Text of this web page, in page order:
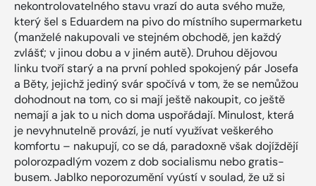
nekontrolovatelného stavu vrazí do auta svého muže,
který šel s Eduardem na pivo do místního supermarketu
(manželé nakupovali ve stejném obchodě, jen každý
zvlášť; v jinou dobu a v jiném autě). Druhou dějovou
linku tvoří starý a na první pohled spokojený pár Josefa
a Běty, jejichž jediný svár spočívá v tom, že se nemůžou
dohodnout na tom, co si mají ještě nakoupit, co ještě
nemají a jak to u nich doma uspořádají. Minulost, která
je nevyhnutelně provází, je nutí využívat veškerého
komfortu – nakupují, co se dá, paradoxně však dojíždějí
polorozpadlým vozem z dob socialismu nebo gratis-
busem. Jablko neporozumění vyústí v soulad, že už si